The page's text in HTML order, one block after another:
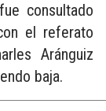
consultado
el referato
Aránguiz
baja.